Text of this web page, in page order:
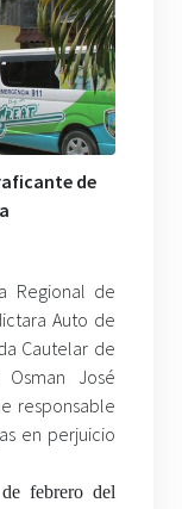
de
Regional de
Auto de
Cautelar de
José
responsable
en perjuicio
febrero del